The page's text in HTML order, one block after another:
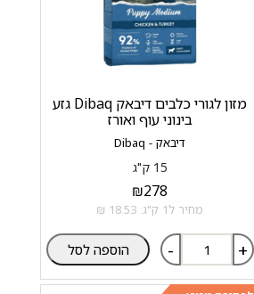
דיבאק - Dibaq
מזון לגורי כלבים דיבאק Dibaq גזע
בינוני עוף ואורז
15 ק"ג
₪278
מחיר ל1 ק"ג: 18.53 ₪
- + הוספה לסל